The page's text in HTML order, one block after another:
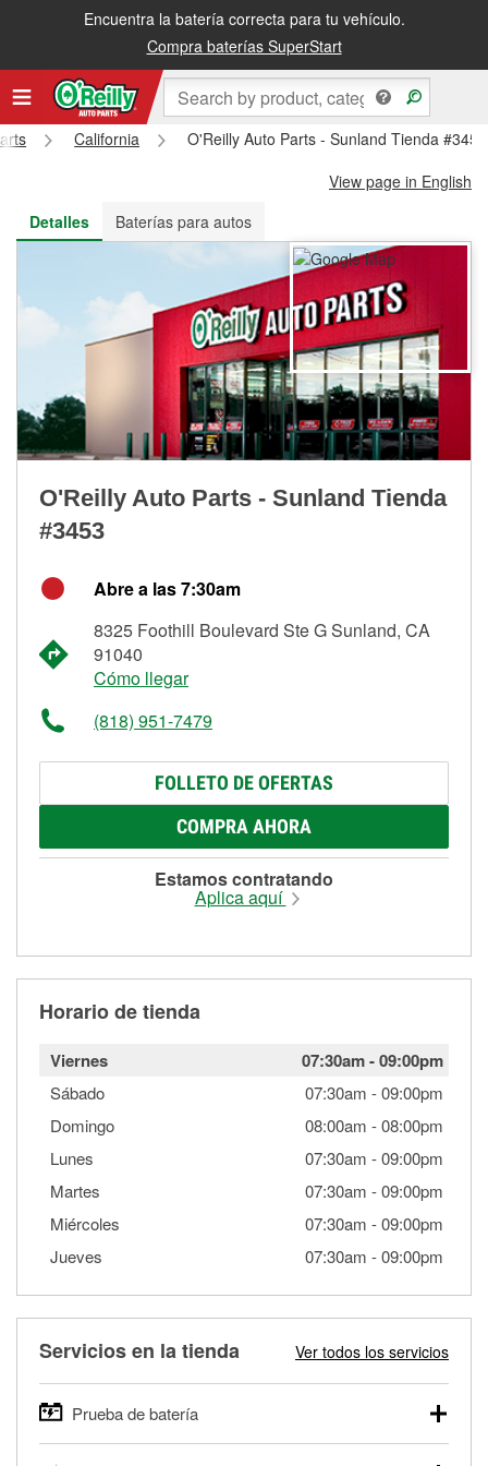
Encuentra la batería correcta para tu vehículo.
Compra baterías SuperStart
Recibe tu orden gratis al día siguiente o recógela en la tienda
California
O'Reilly Auto Parts - Sunland Tienda #3453
View page in English
Detalles
Baterías para autos
O'Reilly Auto Parts - Sunland Tienda
#3453
Abre a las 7:30am
8325 Foothill Boulevard Ste G Sunland, CA
91040
Cómo llegar
(818) 951-7479
FOLLETO DE OFERTAS
COMPRA AHORA
Estamos contratando
Aplica aquí
Horario de tienda
Viernes 07:30am-09:00pm
Sábado 07:30am -09:00pm
Domingo
08:00am -08:00pm
Lunes
07:30am -09:00pm
Martes
07:30am -09:00pm
Miércoles
07:30am -09:00pm
Jueves
07:30am -09:00pm
Servicios en la tienda Ver todos los servicios
Prueba de batería